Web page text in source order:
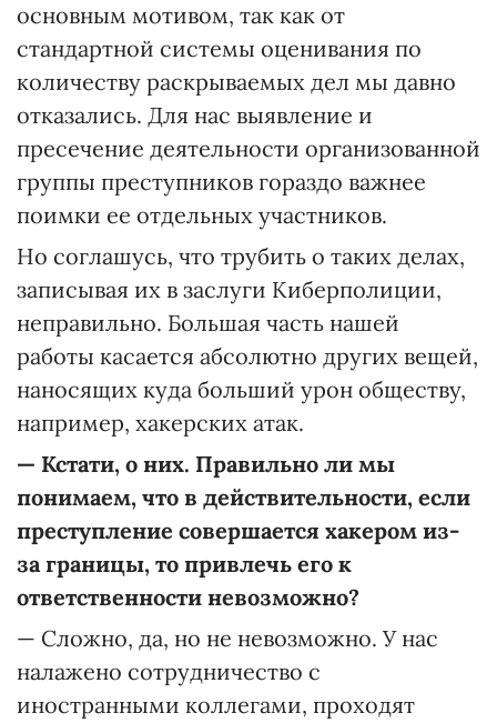
основным мотивом, так как от
стандартной системы оценивания по
количеству раскрываемых дел мы давно
отказались. Для нас выявление и
пресечение деятельности организованной
группы преступников гораздо важнее
поимки ее отдельных участников.
Но соглашусь, что трубить о таких делах,
записывая их в заслуги Киберполиции,
неправильно. Большая часть нашей
работы касается абсолютно других вещей,
наносящих куда больший урон обществу,
например, хакерских атак.
— Кстати, о них. Правильно ли мы
понимаем, что в действительности, если
преступление совершается хакером из-
за границы, то привлечь его к
ответственности невозможно?
— Сложно, да, но не невозможно. У нас
налажено сотрудничество с
иностранными коллегами, проходят